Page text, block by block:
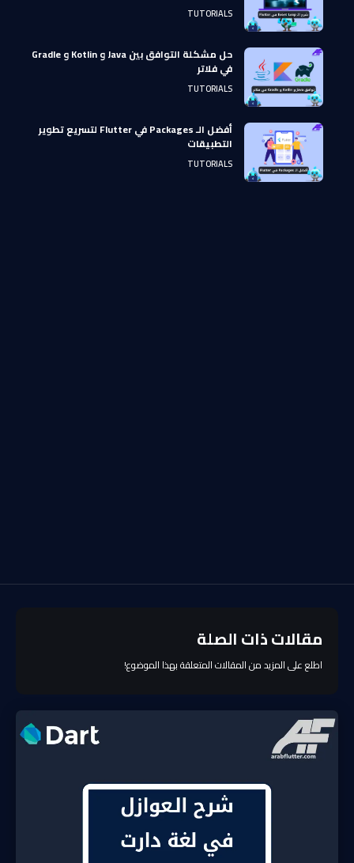
TUTORIALS
حل مشكلة التوافق بين Java و Kotlin و Gradle
في فلاتر
TUTORIALS
أفضل الـ Packages في Flutter لتسريع تطوير
التطبيقات
TUTORIALS
مقالات ذات الصلة
اطلع على المزيد من المقالات المتعلقة بهذا الموضوع!